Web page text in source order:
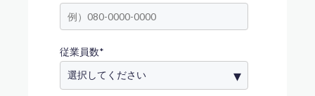
従業員数*